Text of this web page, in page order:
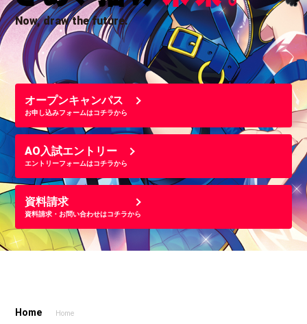
Now, draw the future.
オープンキャンパス
お申し込みフォームはコチラから
AO入試エントリー
エントリーフォームはコチラから
資料請求
資料請求・お問い合わせはコチラから
Home Home